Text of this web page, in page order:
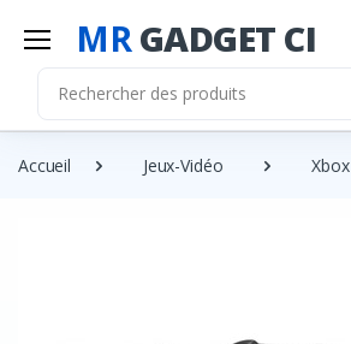
MRGADGET CI
Accueil Jeux-Vidéo Xbox